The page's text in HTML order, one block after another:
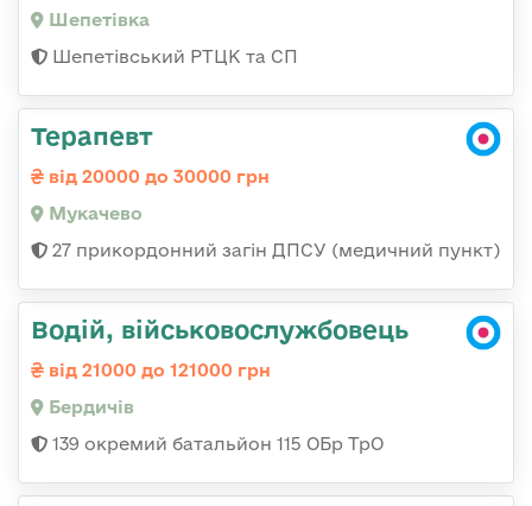
Шепетівка
Шепетівський РТЦК та СП
Терапевт
від 20000 до 30000 грн
Мукачево
27 прикордонний загін ДПСУ (медичний пункт)
Водій, військовослужбовець
від 21000 до 121000 грн
Бердичів
139 окремий батальйон 115 ОБр ТрО